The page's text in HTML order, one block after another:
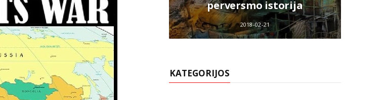
ambasados Vilniuje.
2020-08-19
perversmo istorija
2018-02-21
KATEGORIJOS